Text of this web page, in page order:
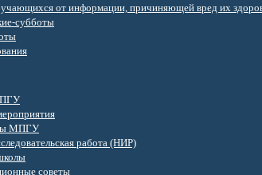
от информации, причиняющей вред их
МПГУ
работа (НИР)
советы